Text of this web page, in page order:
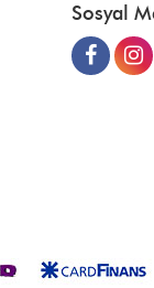
Sosyal